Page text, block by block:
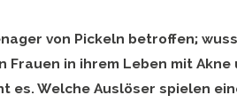
von Pickeln betroffen;
Frauen in ihrem Leben mit Akne
es. Welche Auslöser spielen